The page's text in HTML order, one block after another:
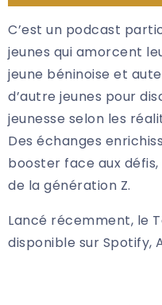
C’est un podcast
jeunes qui amorcent
jeune béninoise et
d’autre jeunes pour
jeunesse selon les
Des échanges
booster face aux
de la génération Z.
Lancé récemment, le
disponible sur Spotify,